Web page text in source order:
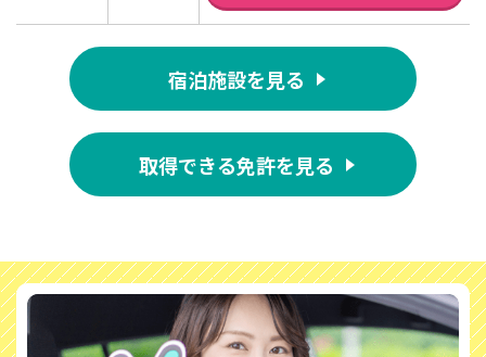
宿泊施設を見る
取得できる免許を見る